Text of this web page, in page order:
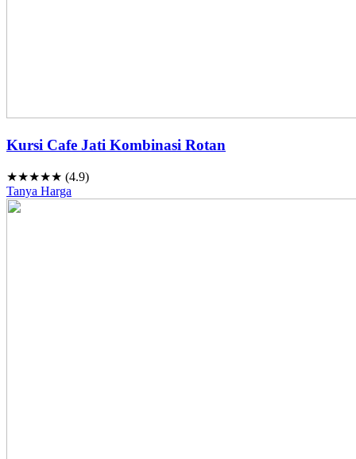
Kursi Cafe Jati Kombinasi Rotan
★★★★★ (4.9)
Tanya Harga